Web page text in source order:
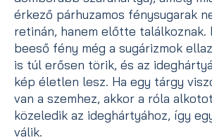
érkező párhuzamos fénysugarak
retinán, hanem előtte találkoznak.
beeső fény még a sugárizmok
is túl erősen törik, és az
kép életlen lesz. Ha egy tárgy
van a szemhez, akkor a róla
közeledik az ideghártyához, így
válik.